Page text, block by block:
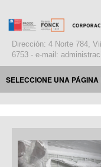
Dirección: 4 Norte 784,
6753 - e-mail: